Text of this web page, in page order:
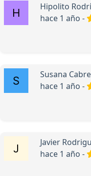
Hipolito
hace 1 año -
Susana
hace 1 año -
Javier
hace 1 año -